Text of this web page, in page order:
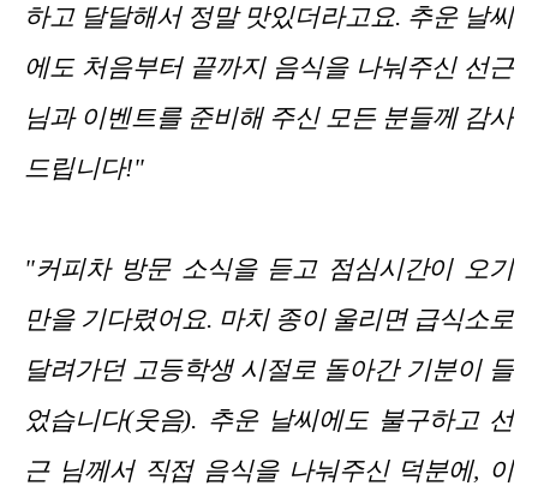
하고 달달해서 정말 맛있더라고요. 추운 날씨
에도 처음부터 끝까지 음식을 나눠주신 선근
님과 이벤트를 준비해 주신 모든 분들께 감사
드립니다!"
"커피차 방문 소식을 듣고 점심시간이 오기
만을 기다렸어요. 마치 종이 울리면 급식소로
달려가던 고등학생 시절로 돌아간 기분이 들
었습니다(웃음). 추운 날씨에도 불구하고 선
근 님께서 직접 음식을 나눠주신 덕분에, 이